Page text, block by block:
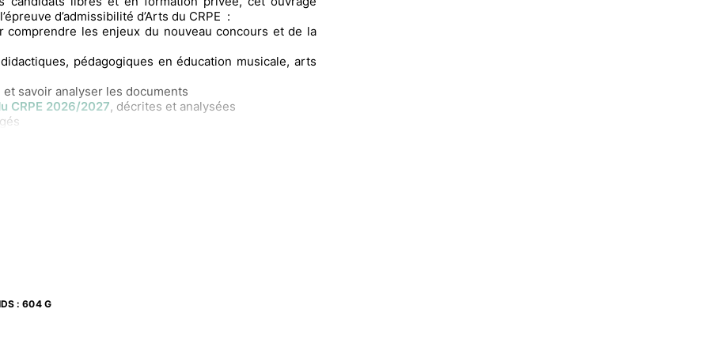
d’admissibilité d’Arts du CRPE :
comprendre les enjeux du nouveau concours et de la
pédagogiques en éducation musicale, arts
savoir analyser les documents
CRPE 2026/2027, décrites et analysées
tout au long de vos révisions avec 10 vidéos
de musique
musicale et formatrice à l’INSPE de Paris, master
:604 G